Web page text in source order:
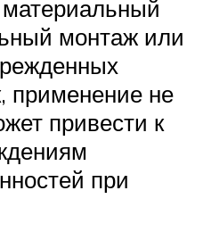
монтаж или
применение не
привести к
при